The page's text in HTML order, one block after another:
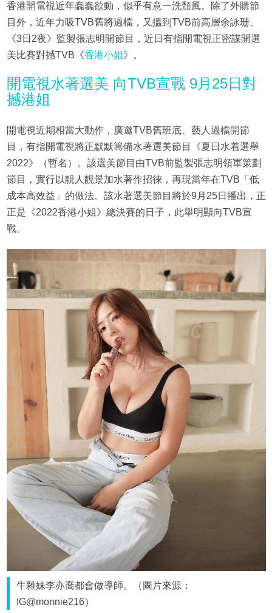
香港開電視近年蠢蠢欲動，似乎有意一洗頹風。除了外購節
目外，近年力吸TVB舊將過檔，又搵到TVB前高層余詠珊、
《3日2夜》監製張志明開節目，近日有指開電視正密謀開選
美比賽對撼TVB《香港小姐》。
開電視水著選美 向TVB宣戰 9月25日對
撼港姐
開電視近期相當大動作，廣邀TVB舊班底、藝人過檔開節
目，有指開電視將正默默籌備水著選美節目《夏日水着選舉
2022》（暫名）。該選美節目由TVB前監製張志明領軍策劃
節目，實行以靚人靚景加水著作招徠，再現當年在TVB「低
成本高效益」的做法。該水著選美節目將於9月25日播出，正
正是《2022香港小姐》總決賽的日子，此舉明顯向TVB宣
戰。
牛雜妹李亦喬都會做導師。（圖片來源：
IG@monnie216）